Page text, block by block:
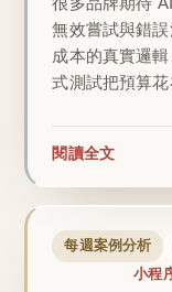
無效嘗試與錯
成本的真實邏
式測試把預算花
閱讀全文
每週案例分析
小程